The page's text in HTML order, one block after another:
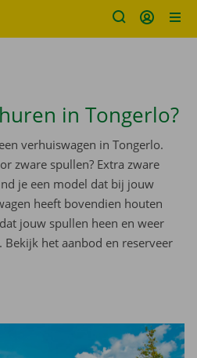
in Tongerlo?
verhuiswagen in Tongerlo.
zware spullen? Extra zware
je een model dat bij jouw
heeft bovendien houten
jouw spullen heen en weer
het aanbod en reserveer